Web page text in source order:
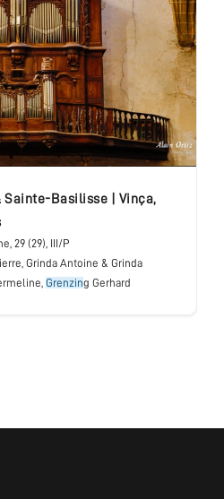
Sainte-Basilisse Vinça,
, 29 (29), III/P
Grinda Antoine & Grinda
Grenzing Gerhard